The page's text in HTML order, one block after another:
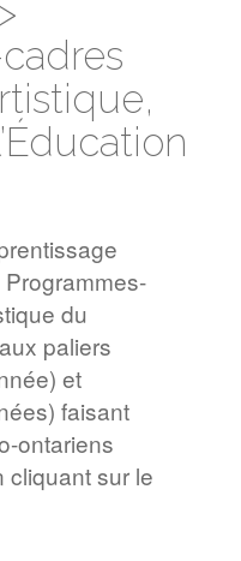
du
paliers
et
faisant
ontariens
cliquant sur le